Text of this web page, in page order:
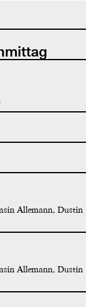
Allemann, Dustin
Allemann, Dustin